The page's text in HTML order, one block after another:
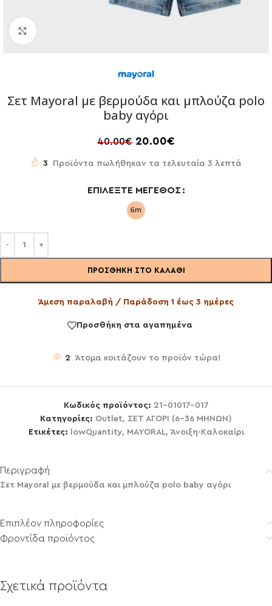
Σετ Mayoral με βερμούδα και μπλούζα polo
baby αγόρι
40.00€ 20.00€
3 Προϊόντα πωλήθηκαν τα τελευταία 3 λεπτά
ΕΠΙΛΈΞΤΕ ΜΈΓΕΘΟΣ
ΠΡΟΣΘΉΚΗ ΣΤΟ ΚΑΛΆΘΙ
Άμεση παραλαβή / Παράδοση 1 έως 3 ημέρες
Προσθήκη στα αγαπημένα
2 Άτομα κοιτάζουν το προϊόν τώρα!
Κωδικός προϊόντος: 21-01017-017
Κατηγορίες: Outlet, ΣΕΤ ΑΓΟΡΙ (6-36 ΜΗΝΩΝ)
Ετικέτες:
lowQuantity, MAYORAL, Άνοιξη-Καλοκαίρι
Περιγραφή
Σετ Mayoral με βερμούδα και μπλούζα polo baby αγόρι
Επιπλέον πληροφορίες
Φροντίδα προϊόντος
Σχετικά προϊόντα